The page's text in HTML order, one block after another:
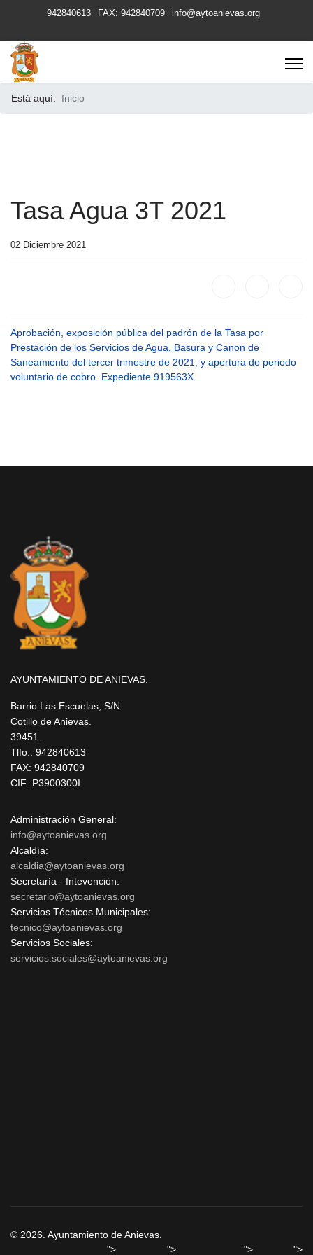
942840613 FAX: 942840709 info@aytoanievas.org
Está aquí: Inicio
Tasa Agua 3T 2021
02 Diciembre 2021
Aprobación, exposición pública del padrón de la Tasa por
Prestación de los Servicios de Agua, Basura y Canon de
Saneamiento del tercer trimestre de 2021, y apertura de periodo
voluntario de cobro. Expediente 919563X.
AYUNTAMIENTO DE ANIEVAS.
Barrio Las Escuelas, S/N.
Cotillo de Anievas.
39451.
Tlfo.: 942840613
FAX: 942840709
CIF: P3900300I
Administración General:
info@aytoanievas.org
Alcaldía:
alcaldia@aytoanievas.org
Secretaría - Intevención:
secretario@aytoanievas.org
Servicios Técnicos Municipales:
tecnico@aytoanievas.org
Servicios Sociales:
servicios.sociales@aytoanievas.org
© 2026. Ayuntamiento de Anievas.
">
"> "> ">